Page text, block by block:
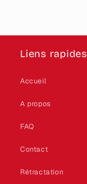
Liens rapides
Accueil
A propos
FAQ
Contact
Rétractation